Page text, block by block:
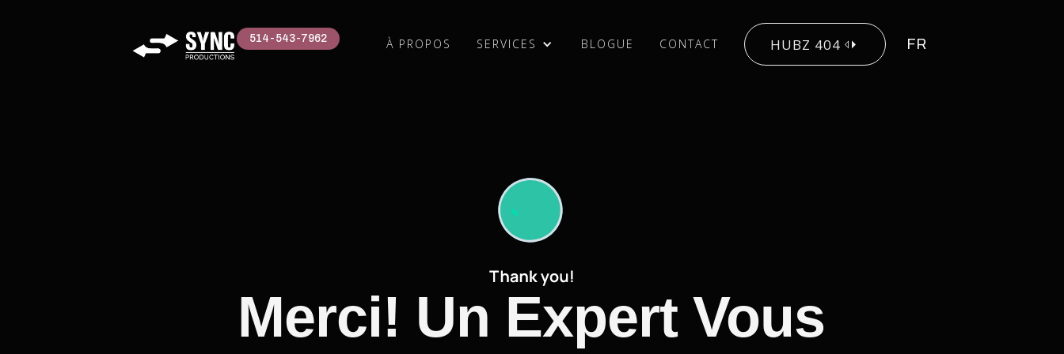
514-543-7962
À PROPOS
SERVICES
BLOGUE
CONTACT
HUBZ 404
FR
Merci! Un Expert Vous